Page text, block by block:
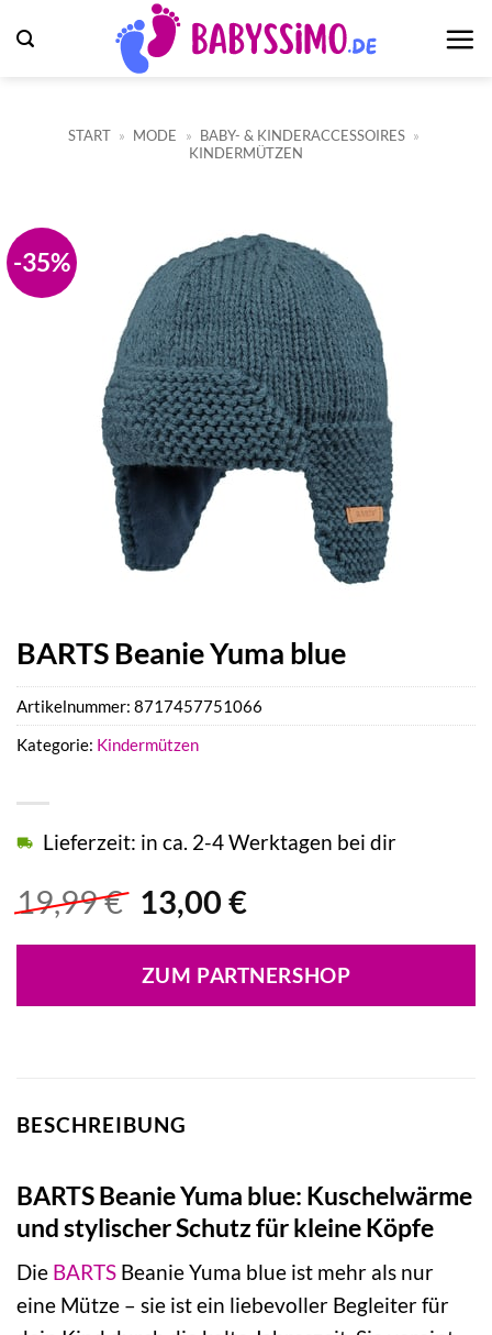
Inhalt
START » MODE » BABY- & KINDERACCESSOIRES »
KINDERMÜTZEN
-35%
BARTS Beanie Yuma blue
19,99€ Ursprünglicher
war:
19,99 €
13,00 €Aktueller
ist:
13,00 €.
Lieferzeit: in ca. 2-4 Werktagen bei dir
ZUM PARTNERSHOP
Artikelnummer: 8717457751066
Kategorie: Kindermützen
BESCHREIBUNG
BARTS Beanie Yuma blue: Kuschelwärme
und stylischer Schutz für kleine Köpfe
Die BARTS Beanie Yuma blue ist mehr als nur
eine Mütze – sie ist ein liebevoller Begleiter für